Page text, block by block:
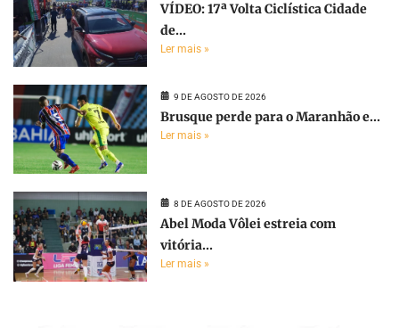
VÍDEO: 17ª Volta Ciclística Cidade
de...
Ler mais »
9 DE AGOSTO DE 2026
Brusque perde para o Maranhão e...
Ler mais »
8 DE AGOSTO DE 2026
Abel Moda Vôlei estreia com
vitória...
Ler mais »